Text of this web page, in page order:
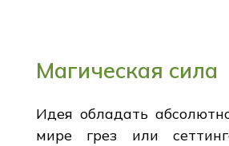
Магическая сила
Идея обладать
мире грез или